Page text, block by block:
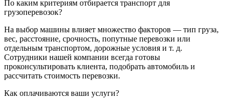
По каким критериям отбирается транспорт для
грузоперевозок?
На выбор машины влияет множество факторов — тип груза,
вес, расстояние, срочность, попутные перевозки или
отдельным транспортом, дорожные условия и т. д.
Сотрудники нашей компании всегда готовы
проконсультировать клиента, подобрать автомобиль и
рассчитать стоимость перевозки.
Как оплачиваются ваши услуги?